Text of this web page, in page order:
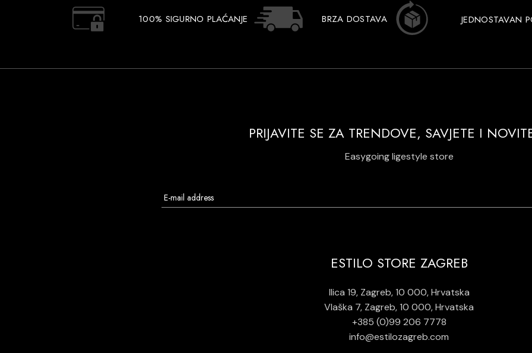
100% SIGURNO PLAĆANJE BRZA DOSTAVA JEDNOSTAVAN
PRIJAVITE SE ZA TRENDOVE, SAVJETE I
Easygoing ligestyle store
ESTILO STORE ZAGREB
Ilica 19, Zagreb, 10 000, Hrvatska
Vlaška 7, Zagreb, 10 000, Hrvatska
+385 (0)99 206 7778
info@estilozagreb.com